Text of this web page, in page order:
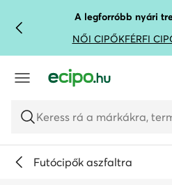
UGRÁS A FŐ TARTALOMRA
UGRÁS A KERESÉSHEZ
A legforróbb nyári
NŐI CIPŐKFÉRFI
Keress rá a márkákra,
Futócipők aszfaltra